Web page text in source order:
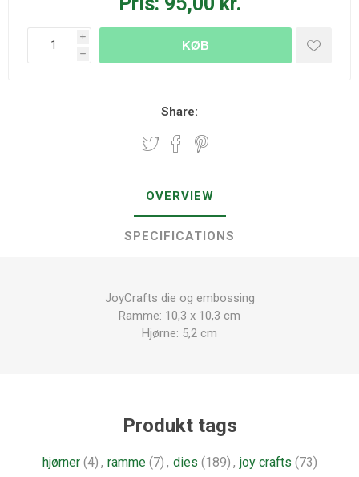
i
h
KØB
Share:
OVERVIEW
SPECIFICATIONS
JoyCrafts die og embossing
Ramme: 10,3 x 10,3 cm
Hjørne: 5,2 cm
Produkt tags
hjørner (4) , ramme (7) , dies (189) , joy crafts (73)